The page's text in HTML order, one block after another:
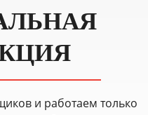
и работаем только